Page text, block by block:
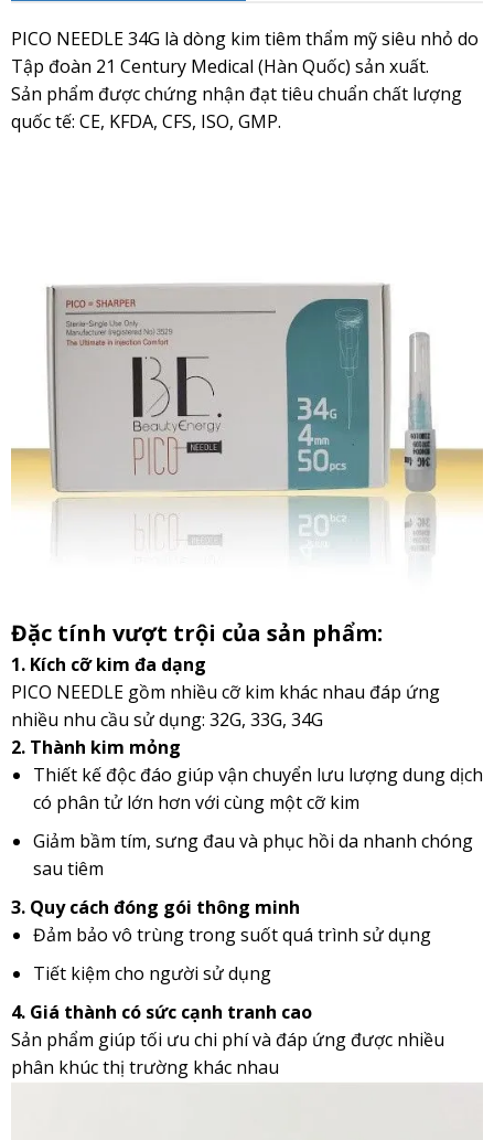
PICO NEEDLE 34G là dòng kim tiêm thẩm mỹ siêu nhỏ do
Tập đoàn 21 Century Medical (Hàn Quốc) sản xuất.
Sản phẩm được chứng nhận đạt tiêu chuẩn chất lượng
quốc tế: CE, KFDA, CFS, ISO, GMP.
Đặc tính vượt trội của sản phẩm:
1. Kích cỡ kim đa dạng
PICO NEEDLE gồm nhiều cỡ kim khác nhau đáp ứng
nhiều nhu cầu sử dụng: 32G, 33G, 34G
2. Thành kim mỏng
Thiết kế độc đáo giúp vận chuyển lưu lượng dung dịch
có phân tử lớn hơn với cùng một cỡ kim
Giảm bầm tím, sưng đau và phục hồi da nhanh chóng
sau tiêm
3. Quy cách đóng gói thông minh
Đảm bảo vô trùng trong suốt quá trình sử dụng
Tiết kiệm cho người sử dụng
4. Giá thành có sức cạnh tranh cao
Sản phẩm giúp tối ưu chi phí và đáp ứng được nhiều
phân khúc thị trường khác nhau